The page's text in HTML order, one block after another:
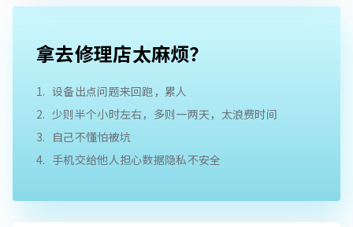
拿去修理店太麻烦？
设备出点问题来回跑，累人
少则半个小时左右，多则一两天，太浪费时间
自己不懂怕被坑
手机交给他人担心数据隐私不安全